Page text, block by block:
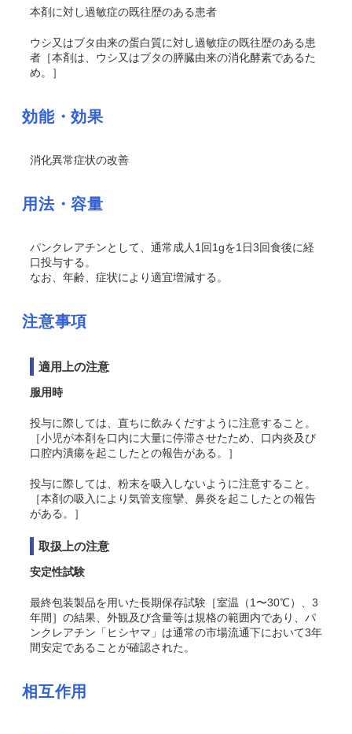
本剤に対し過敏症の既往歴のある患者
ウシ又はブタ由来の蛋白質に対し過敏症の既往歴のある患
者［本剤は、ウシ又はブタの膵臓由来の消化酵素であるた
め。］
効能・効果
消化異常症状の改善
用法・容量
パンクレアチンとして、通常成人1回1gを1日3回食後に経
口投与する。
なお、年齢、症状により適宜増減する。
注意事項
適用上の注意
服用時
投与に際しては、直ちに飲みくだすように注意すること。
［小児が本剤を口内に大量に停滞させたため、口内炎及び
口腔内潰瘍を起こしたとの報告がある。］
投与に際しては、粉末を吸入しないように注意すること。
［本剤の吸入により気管支痙攣、鼻炎を起こしたとの報告
がある。］
取扱上の注意
安定性試験
最終包装製品を用いた長期保存試験［室温（1〜30℃）、3
年間］の結果、外観及び含量等は規格の範囲内であり、パ
ンクレアチン「ヒシヤマ」は通常の市場流通下において3年
間安定であることが確認された。
相互作用